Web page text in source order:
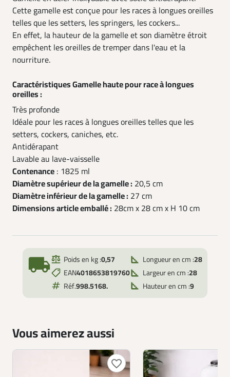
Cette gamelle est conçue pour les races à longues oreilles
telles que les setters, les springers, les cockers...
En effet, la hauteur de la gamelle et son diamètre étroit
empêchent les oreilles de tremper dans l'eau et la
nourriture.
Caractéristiques Gamelle haute pour race à longues
oreilles :
Très profonde
Idéale pour les races à longues oreilles telles que les
setters, cockers, caniches, etc.
Antidérapant
Lavable au lave-vaisselle
Contenance : 1825 ml
Diamètre supérieur de la gamelle : 20,5 cm
Diamètre inférieur de la gamelle : 27 cm
Dimensions article emballé : 28cm x 28 cm x H 10 cm
local_shipping Poids en kg :0,57
EAN4018653819760
Réf.998.5168.
Longueur en cm :28
Largeur en cm :28
Hauteur en cm :9
Vous aimerez aussi
favorite_border